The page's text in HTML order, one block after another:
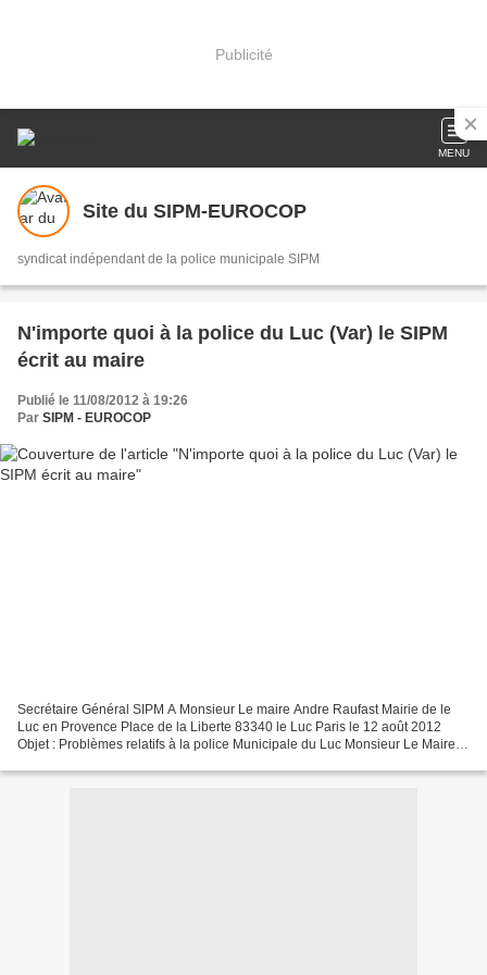
Publicité
MENU
Site du SIPM-EUROCOP
syndicat indépendant de la police municipale SIPM
N'importe quoi à la police du Luc (Var) le SIPM
écrit au maire
Publié le 11/08/2012 à 19:26
Par SIPM - EUROCOP
Secrétaire Général SIPM A Monsieur Le maire Andre Raufast Mairie de le
Luc en Provence Place de la Liberte 83340 le Luc Paris le 12 août 2012
Objet : Problèmes relatifs à la police Municipale du Luc Monsieur Le Maire,